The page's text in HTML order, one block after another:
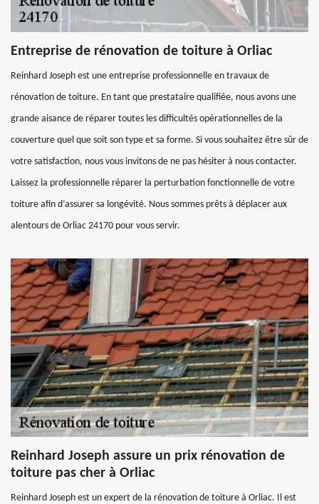
Entreprise de rénovation de toiture à Orliac
Reinhard Joseph est une entreprise professionnelle en travaux de
rénovation de toiture. En tant que prestataire qualifiée, nous avons une
grande aisance de réparer toutes les difficultés opérationnelles de la
couverture quel que soit son type et sa forme. Si vous souhaitez être sûr de
votre satisfaction, nous vous invitons de ne pas hésiter à nous contacter.
Laissez la professionnelle réparer la perturbation fonctionnelle de votre
toiture afin d’assurer sa longévité. Nous sommes prêts à déplacer aux
alentours de Orliac 24170 pour vous servir.
Reinhard Joseph assure un prix rénovation de
toiture pas cher à Orliac
Reinhard Joseph est un expert de la rénovation de toiture à Orliac. Il est